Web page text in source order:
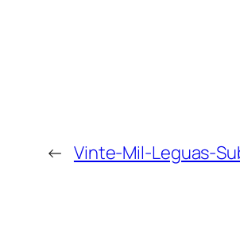
← Vinte-Mil-Leguas-